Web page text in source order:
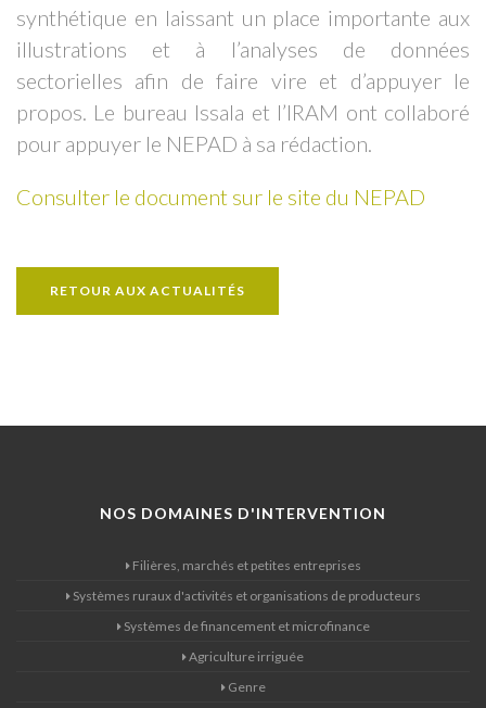
synthétique en laissant un place importante aux
illustrations et à l’analyses de données
sectorielles afin de faire vire et d’appuyer le
propos. Le bureau Issala et l’IRAM ont collaboré
pour appuyer le NEPAD à sa rédaction.
Consulter le document sur le site du NEPAD
RETOUR AUX ACTUALITÉS
NOS DOMAINES D'INTERVENTION
Filières, marchés et petites entreprises
Systèmes ruraux d'activités et organisations de producteurs
Systèmes de financement et microfinance
Agriculture irriguée
Genre